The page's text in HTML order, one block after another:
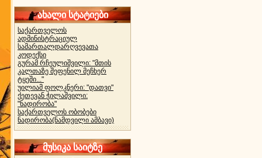
ახალი სტატიები
საქართველოს
ადმინისტრაციულ
სამართალდარღვევათა
კოდექსი
გურამ რჩეულიშვილი: "მთის
კალთაზე შეფენილ მეჩხერ
ტყეში..."
უილიამ ფოლკნერი: "დათვი"
ქეთევან ჭილაშვილი:
"ნადირობა"
საქართველოს ობობები
ნადირობა(ნამდვილი ამბავი)
მუსიკა საიტზე